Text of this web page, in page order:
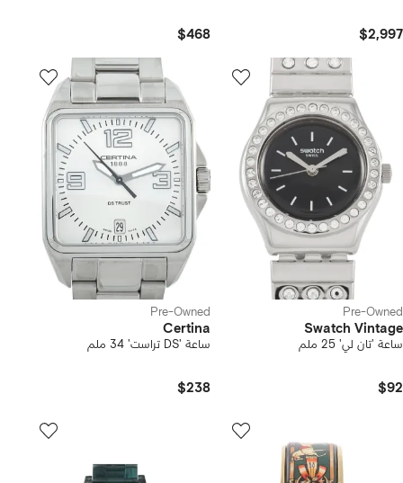
$2,997
$468
Pre-Owned
Swatch Vintage
ساعة 'تان لي' 25 ملم
$92
Pre-Owned
Certina
ساعة 'DS تراست' 34 ملم
$238